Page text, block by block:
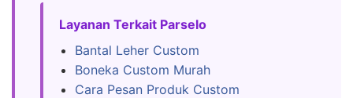
Layanan Terkait Parselo
Bantal Leher Custom
Boneka Custom Murah
Cara Pesan Produk Custom